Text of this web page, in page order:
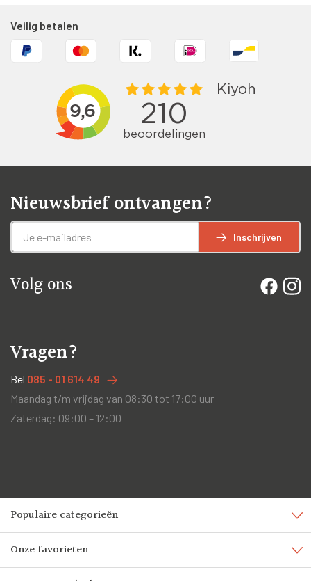
Veilig betalen
Nieuwsbrief ontvangen?
Inschrijven
Volg ons
Vragen?
Bel 085 - 01 614 49
Maandag t/m vrijdag van 08:30 tot 17:00 uur
Zaterdag: 09:00 – 12:00
Populaire categorieën
Onze favorieten